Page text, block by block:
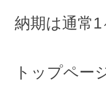
納期は通常
トップペー